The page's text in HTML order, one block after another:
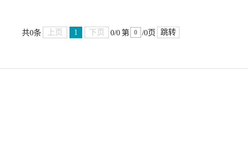
共0条 上页 1 下页 0/0 第 /0页 跳转